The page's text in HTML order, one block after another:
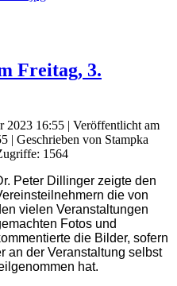
Freitag, 3.
2023 16:55 | Veröffentlicht am
| Geschrieben von Stampka
1564
Peter Dillinger zeigte den
die von
vielen Veranstaltungen
Fotos und
die Bilder, sofern
an der Veranstaltung selbst
hat.